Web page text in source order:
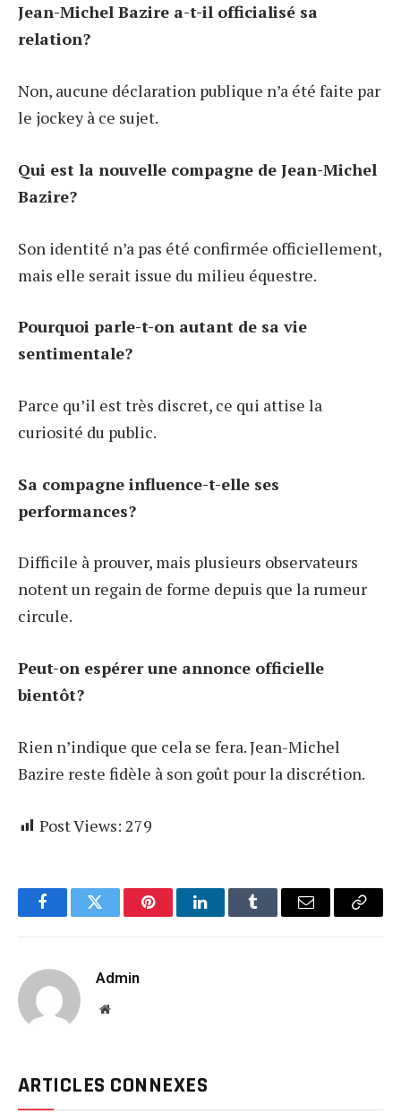
Jean-Michel Bazire a-t-il officialisé sa
relation?
Non, aucune déclaration publique n’a été faite par
le jockey à ce sujet.
Qui est la nouvelle compagne de Jean-Michel
Bazire?
Son identité n’a pas été confirmée officiellement,
mais elle serait issue du milieu équestre.
Pourquoi parle-t-on autant de sa vie
sentimentale?
Parce qu’il est très discret, ce qui attise la
curiosité du public.
Sa compagne influence-t-elle ses
performances?
Difficile à prouver, mais plusieurs observateurs
notent un regain de forme depuis que la rumeur
circule.
Peut-on espérer une annonce officielle
bientôt?
Rien n’indique que cela se fera. Jean-Michel
Bazire reste fidèle à son goût pour la discrétion.
Post Views: 279
FacebookTwitter PinterestLinkedInTumblr Email
Copy
Admin
Website
ARTICLES CONNEXES